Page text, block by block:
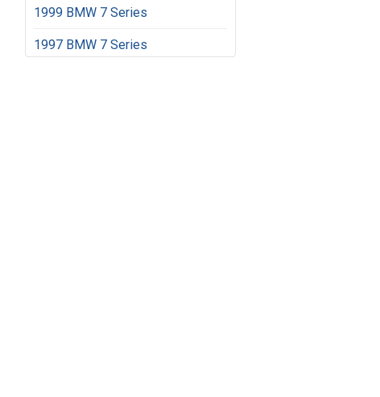
1999 BMW 7 Series
1997 BMW 7 Series